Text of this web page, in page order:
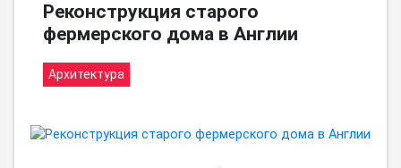
Реконструкция старого
фермерского дома в Англии
Архитектура